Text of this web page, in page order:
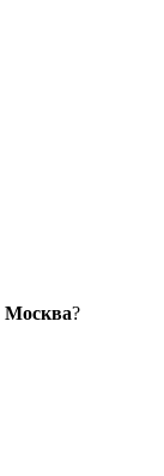
Москва?